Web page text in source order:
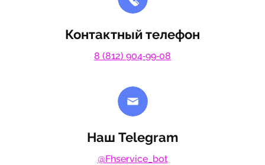
Контактный телефон
8 (812) 904‑99‑08
Наш Telegram
@Fhservice_bot